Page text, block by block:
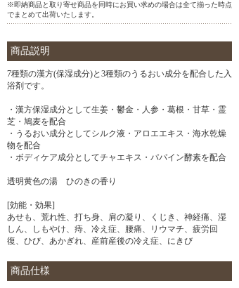
※即納商品と取り寄せ商品を同時にお買い求めの場合は全て揃った時点
でまとめて出荷いたします。
商品説明
7種類の漢方(保湿成分)と3種類のうるおい成分を配合した入
浴剤です。
・漢方保湿成分として生姜・鬱金・人参・葛根・甘草・霊
芝・鳩麦を配合
・うるおい成分としてシルク液・アロエエキス・海水乾燥
物を配合
・ボディケア成分としてチャエキス・パパイン酵素を配合
透明黄色の湯 ひのきの香り
[効能・効果]
あせも、荒れ性、打ち身、肩の凝り、くじき、神経痛、湿
しん、しもやけ、痔、冷え症、腰痛、リウマチ、疲労回
復、ひび、あかぎれ、産前産後の冷え症、にきび
商品仕様